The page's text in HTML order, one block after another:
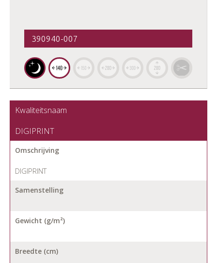
390940-007
Kwaliteitsnaam
DIGIPRINT
Omschrijving
DIGIPRINT
Samenstelling
Gewicht (g/m²)
Breedte (cm)